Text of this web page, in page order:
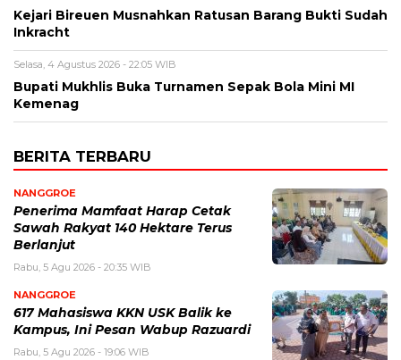
Kejari Bireuen Musnahkan Ratusan Barang Bukti Sudah
Inkracht
Selasa, 4 Agustus 2026 - 22:05 WIB
Bupati Mukhlis Buka Turnamen Sepak Bola Mini MI
Kemenag
BERITA TERBARU
NANGGROE
Penerima Mamfaat Harap Cetak
Sawah Rakyat 140 Hektare Terus
Berlanjut
Rabu, 5 Agu 2026 - 20:35 WIB
NANGGROE
617 Mahasiswa KKN USK Balik ke
Kampus, Ini Pesan Wabup Razuardi
Rabu, 5 Agu 2026 - 19:06 WIB